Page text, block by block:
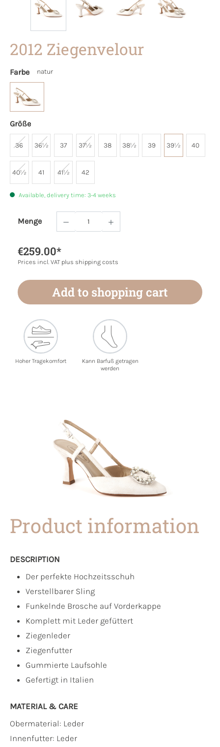
2012 Ziegenvelour
Farbe natur
Größe
36 36½ 37 37½ 38 38½ 39 39½ 40
40½ 41 41½ 42
Available, delivery time: 3-4 weeks
Menge
Product Quantity: Enter the desired
€259.00*
Prices incl. VAT plus shipping costs
Add to shopping cart
Hoher Tragekomfort
Kann Barfuß getragen
werden
Product information
DESCRIPTION
Der perfekte Hochzeitsschuh
Verstellbarer Sling
Funkelnde Brosche auf Vorderkappe
Komplett mit Leder gefüttert
Ziegenleder
Ziegenfutter
Gummierte Laufsohle
Gefertigt in Italien
MATERIAL & CARE
Obermaterial: Leder
Innenfutter: Leder